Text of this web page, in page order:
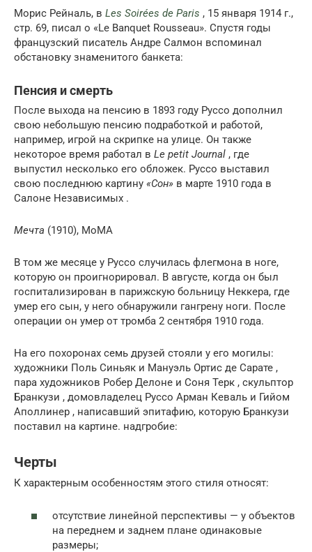
Морис Рейналь, в Les Soirées de Paris , 15 января 1914 г.,
стр. 69, писал о «Le Banquet Rousseau». Спустя годы
французский писатель Андре Салмон вспоминал
обстановку знаменитого банкета:
Пенсия и смерть
После выхода на пенсию в 1893 году Руссо дополнил
свою небольшую пенсию подработкой и работой,
например, игрой на скрипке на улице. Он также
некоторое время работал в Le petit Journal , где
выпустил несколько его обложек. Руссо выставил
свою последнюю картину «Сон» в марте 1910 года в
Салоне Независимых .
Мечта (1910), МоМА
В том же месяце у Руссо случилась флегмона в ноге,
которую он проигнорировал. В августе, когда он был
госпитализирован в парижскую больницу Неккера, где
умер его сын, у него обнаружили гангрену ноги. После
операции он умер от тромба 2 сентября 1910 года.
На его похоронах семь друзей стояли у его могилы:
художники Поль Синьяк и Мануэль Ортис де Сарате ,
пара художников Робер Делоне и Соня Терк , скульптор
Бранкузи , домовладелец Руссо Арман Кеваль и Гийом
Аполлинер , написавший эпитафию, которую Бранкузи
поставил на картине. надгробие:
Черты
К характерным особенностям этого стиля относят:
отсутствие линейной перспективы — у объектов
на переднем и заднем плане одинаковые
размеры;